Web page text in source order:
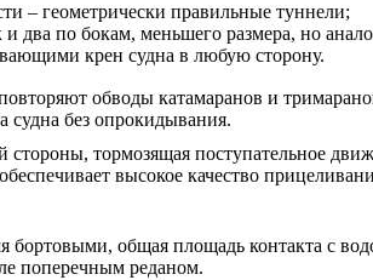
– геометрически правильные туннели;
два по бокам, меньшего размера, но
крен судна в любую сторону.
обводы катамаранов и
судна без опрокидывания.
стороны, тормозящая поступательное
высокое качество
общая площадь контакта с
поперечным реданом.